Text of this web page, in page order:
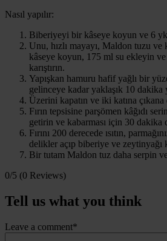
Nasıl yapılır:
Biberiyeyi bir kâseye koyun ve 6
Unu, hızlı mayayı, Maldon tuzu ve
kâseye koyun, 175 ml su ekleyin ve
karıştırın.
Yapışkan hamuru hafif yağlı bir
gelinceye kadar yaklaşık 10 dakika
Üzerini kapatın ve iki katına
Fırın tepsisine parşömen kâğıdı
getirin ve kabarması için 30 dakika
Fırını 200 derecede ısıtın,
delikler açıp biberiye ve zeytinyağı
Bir tutam Maldon tuz daha serpin
0/5 (0 Reviews)
Tell us what you think
Leave a comment*